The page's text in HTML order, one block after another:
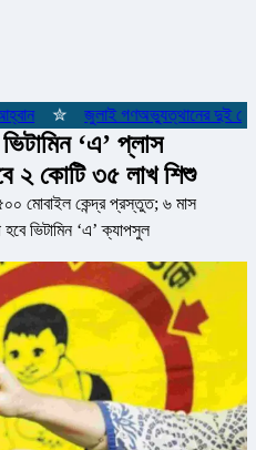
জুলাই গণঅভ্যুত্থানের দুই
‘এ’ প্লাস
২ কোটি ৩৫ লাখ শিশু
মোবাইল কেন্দ্র প্রস্তুত; ৬ মাস
ভিটামিন ‘এ’ ক্যাপসুল